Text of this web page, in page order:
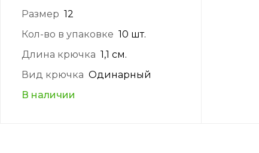
Размер 12
Кол-во в упаковке 10 шт.
Длина крючка 1,1 см.
Вид крючка Одинарный
В наличии